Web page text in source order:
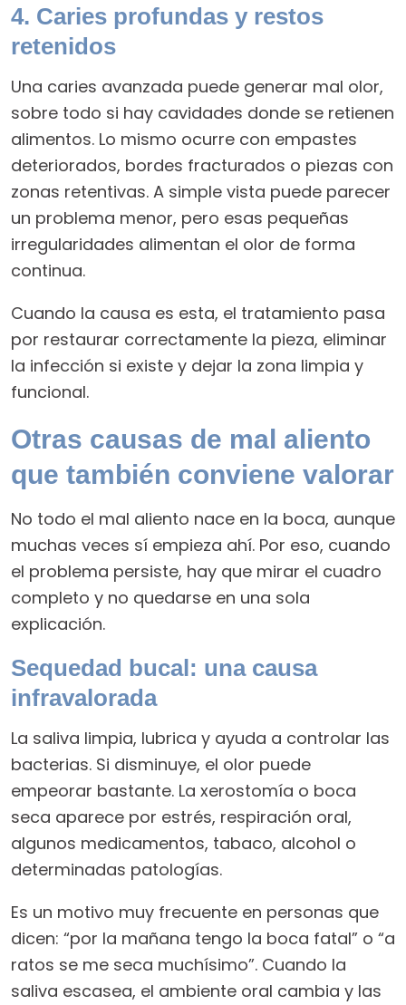
4. Caries profundas y restos
retenidos
Una caries avanzada puede generar mal olor,
sobre todo si hay cavidades donde se retienen
alimentos. Lo mismo ocurre con empastes
deteriorados, bordes fracturados o piezas con
zonas retentivas. A simple vista puede parecer
un problema menor, pero esas pequeñas
irregularidades alimentan el olor de forma
continua.
Cuando la causa es esta, el tratamiento pasa
por restaurar correctamente la pieza, eliminar
la infección si existe y dejar la zona limpia y
funcional.
Otras causas de mal aliento
que también conviene valorar
No todo el mal aliento nace en la boca, aunque
muchas veces sí empieza ahí. Por eso, cuando
el problema persiste, hay que mirar el cuadro
completo y no quedarse en una sola
explicación.
Sequedad bucal: una causa
infravalorada
La saliva limpia, lubrica y ayuda a controlar las
bacterias. Si disminuye, el olor puede
empeorar bastante. La xerostomía o boca
seca aparece por estrés, respiración oral,
algunos medicamentos, tabaco, alcohol o
determinadas patologías.
Es un motivo muy frecuente en personas que
dicen: “por la mañana tengo la boca fatal” o “a
ratos se me seca muchísimo”. Cuando la
saliva escasea, el ambiente oral cambia y las